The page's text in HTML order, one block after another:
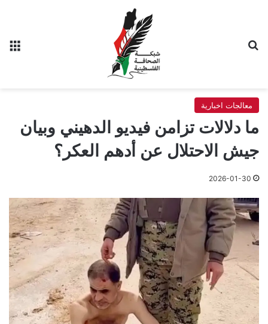
معالجات اخبارية
ما دلالات تزامن فيديو الدهيني وبيان
جيش الاحتلال عن أدهم العكر؟
2026-01-30